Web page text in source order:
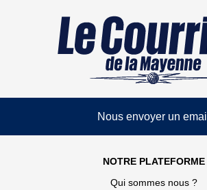
Nous envoyer un email
NOTRE PLATEFORME
Qui sommes nous ?